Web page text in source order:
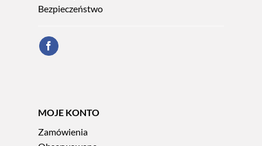
Bezpieczeństwo
MOJE KONTO
Zamówienia